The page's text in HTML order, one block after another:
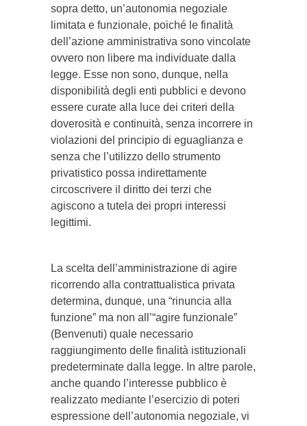
sopra detto, un’autonomia negoziale
limitata e funzionale, poiché le finalità
dell’azione amministrativa sono vincolate
ovvero non libere ma individuate dalla
legge. Esse non sono, dunque, nella
disponibilità degli enti pubblici e devono
essere curate alla luce dei criteri della
doverosità e continuità, senza incorrere in
violazioni del principio di eguaglianza e
senza che l’utilizzo dello strumento
privatistico possa indirettamente
circoscrivere il diritto dei terzi che
agiscono a tutela dei propri interessi
legittimi.
La scelta dell’amministrazione di agire
ricorrendo alla contrattualistica privata
determina, dunque, una “rinuncia alla
funzione” ma non all’“agire funzionale”
(Benvenuti) quale necessario
raggiungimento delle finalità istituzionali
predeterminate dalla legge. In altre parole,
anche quando l’interesse pubblico è
realizzato mediante l’esercizio di poteri
espressione dell’autonomia negoziale, vi